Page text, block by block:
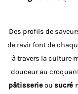
Des profils de
de ravir font de
à travers la culture
douceur au
pâtisserieou sucré